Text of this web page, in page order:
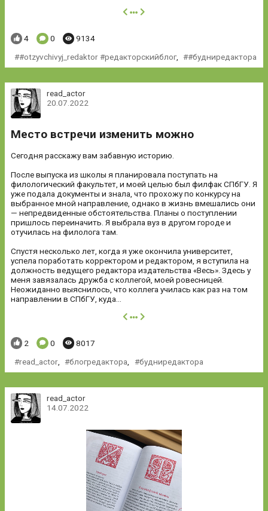
далее
Понравилось:
4 Комментариев:
0 Просмотров:
9134
#otzyvchivyj_redaktor #редакторскийблог, #будниредактора
read_actor
20.07.2022
Место встречи изменить можно
Сегодня расскажу вам забавную историю.
После выпуска из школы я планировала поступать на
филологический факультет, и моей целью был филфак СПбГУ. Я
уже подала документы и знала, что прохожу по конкурсу на
выбранное мной направление, однако в жизнь вмешались они
— непредвиденные обстоятельства. Планы о поступлении
пришлось переиначить. Я выбрала вуз в другом городе и
отучилась на филолога там.
Спустя несколько лет, когда я уже окончила университет,
успела поработать корректором и редактором, я вступила на
должность ведущего редактора издательства «Весь». Здесь у
меня завязалась дружба с коллегой, моей ровесницей.
Неожиданно выяснилось, что коллега училась как раз на том
направлении в СПбГУ, куда...
далее
Понравилось:
2 Комментариев:
0 Просмотров:
8017
read_actor, блогредактора будниредактора
read_actor
14.07.2022